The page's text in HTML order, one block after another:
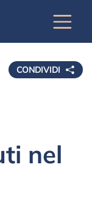
CONDIVIDI
nel